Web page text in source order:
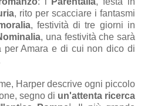
, rito per scacciare i fantasmi
, festività di tre giorni in
, una festività che sarà
per Amara e di cui non dico di
Harper descrive ogni piccolo
segno di un'attenta ricerca